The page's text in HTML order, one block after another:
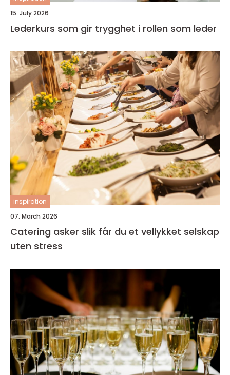
15. July 2026
Lederkurs som gir trygghet i rollen som leder
inspiration
07. March 2026
Catering asker slik får du et vellykket selskap
uten stress